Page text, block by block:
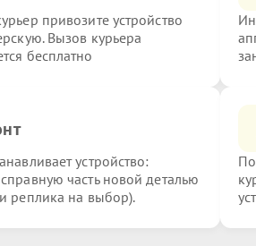
привозите устройство
Вызов курьера
бесплатно
устройство:
часть новой деталью
реплика на выбор).